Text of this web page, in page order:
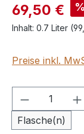
69,50 € %
Inhalt: 0.7 Liter
Preise inkl.
Produkt
Flasche(n)